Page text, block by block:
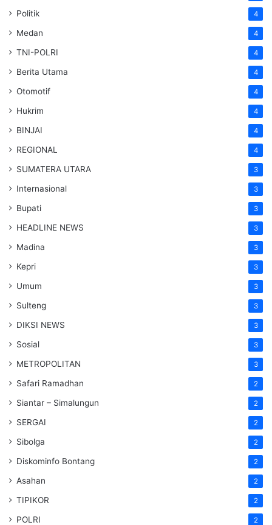
Politik 4
Medan 4
TNI-POLRI 4
Berita Utama 4
Otomotif 4
Hukrim 4
BINJAI 4
REGIONAL 4
SUMATERA UTARA 3
Internasional 3
Bupati 3
HEADLINE NEWS 3
Madina 3
Kepri 3
Umum 3
Sulteng 3
DIKSI NEWS 3
Sosial 3
METROPOLITAN 3
Safari Ramadhan 2
Siantar – Simalungun 2
SERGAI 2
Sibolga 2
Diskominfo Bontang 2
Asahan 2
TIPIKOR 2
POLRI 2